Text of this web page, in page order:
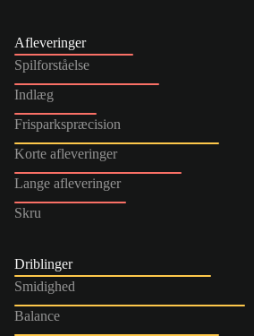
Afleveringer
Spilforståelse
Indlæg
Frisparkspræcision
Korte afleveringer
Lange afleveringer
Skru
Driblinger
Smidighed
Balance